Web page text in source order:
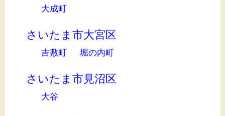
大成町
さいたま市大宮区
吉敷町 堀の内町
さいたま市見沼区
大谷